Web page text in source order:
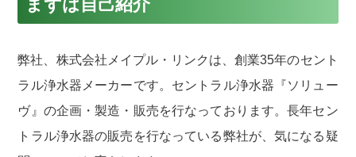
まずは自己紹介
弊社、株式会社メイプル・リンクは、創業35年のセント
ラル浄水器メーカーです。セントラル浄水器『ソリュー
ヴ』の企画・製造・販売を行なっております。長年セン
トラル浄水器の販売を行なっている弊社が、気になる疑